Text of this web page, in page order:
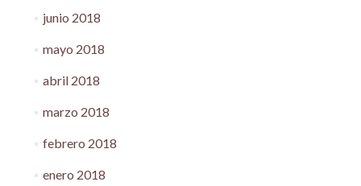
junio 2018
mayo 2018
abril 2018
marzo 2018
febrero 2018
enero 2018